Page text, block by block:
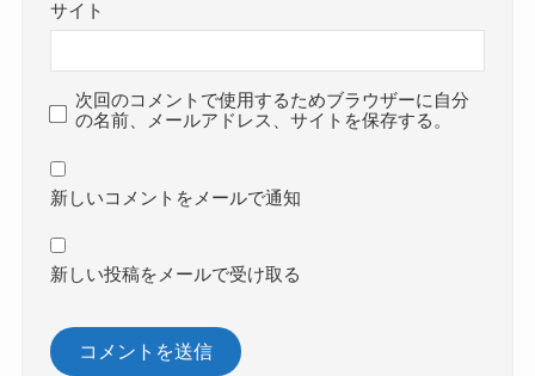
サイト
次回のコメントで使用するためブラウザーに自分
の名前、メールアドレス、サイトを保存する。
新しいコメントをメールで通知
新しい投稿をメールで受け取る